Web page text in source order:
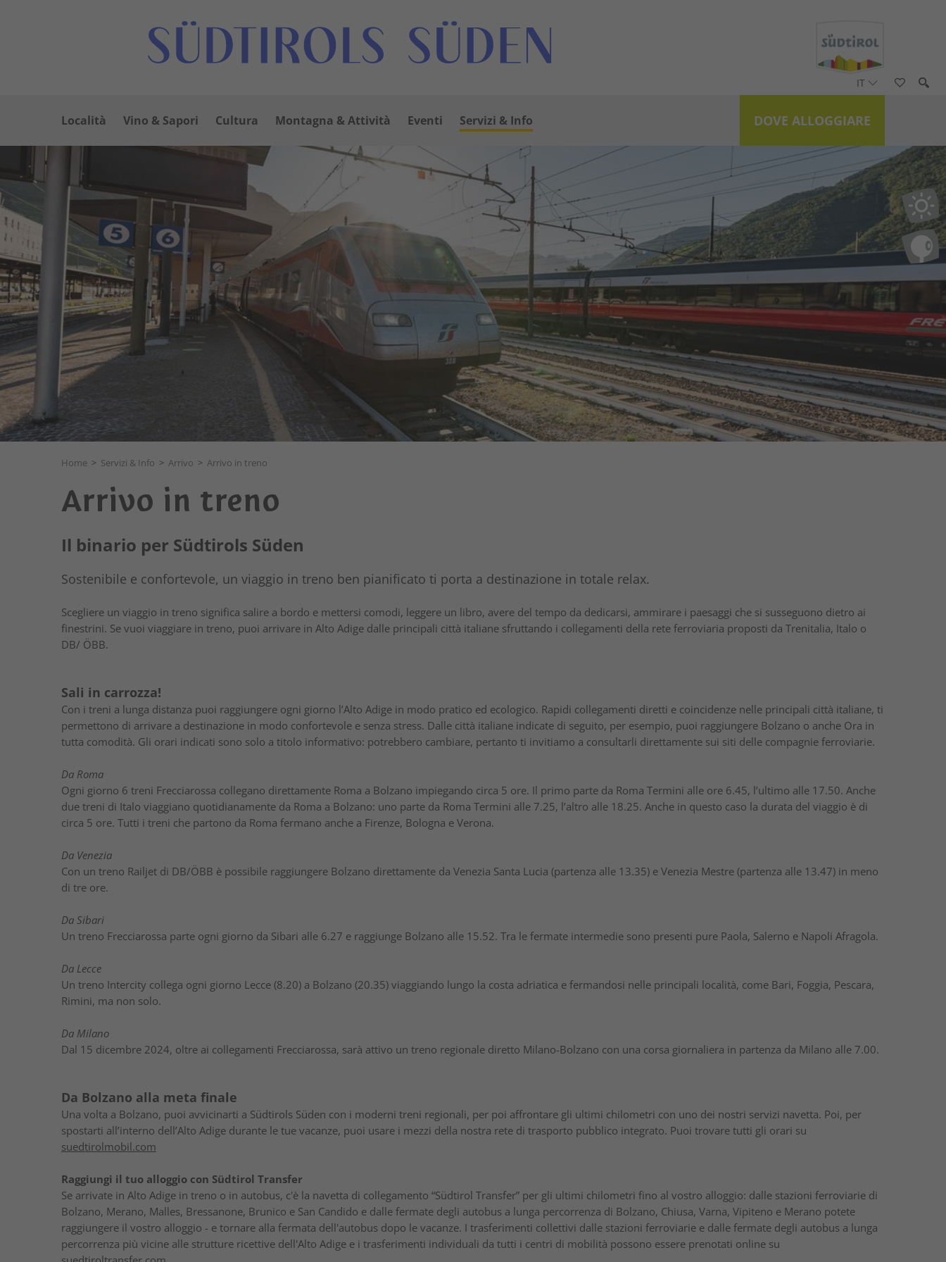
IT
DOVE ALLOGGIARE
Località Vino & Sapori Cultura Montagna & Attività Eventi Servizi & Info
Home > Servizi & Info > Arrivo > Arrivo in treno
Arrivo in treno
Il binario per Südtirols Süden
Sostenibile e confortevole, un viaggio in treno ben pianificato ti porta a destinazione in totale relax.
Scegliere un viaggio in treno significa salire a bordo e mettersi comodi, leggere un libro, avere del tempo da dedicarsi, ammirare i paesaggi che si susseguono dietro ai
finestrini. Se vuoi viaggiare in treno, puoi arrivare in Alto Adige dalle principali città italiane sfruttando i collegamenti della rete ferroviaria proposti da Trenitalia, Italo o
DB/ ÖBB.
Sali in carrozza!
Con i treni a lunga distanza puoi raggiungere ogni giorno l’Alto Adige in modo pratico ed ecologico. Rapidi collegamenti diretti e coincidenze nelle principali città italiane, ti
permettono di arrivare a destinazione in modo confortevole e senza stress. Dalle città italiane indicate di seguito, per esempio, puoi raggiungere Bolzano o anche Ora in
tutta comodità. Gli orari indicati sono solo a titolo informativo: potrebbero cambiare, pertanto ti invitiamo a consultarli direttamente sui siti delle compagnie ferroviarie.
Da Roma
Ogni giorno 6 treni Frecciarossa collegano direttamente Roma a Bolzano impiegando circa 5 ore. Il primo parte da Roma Termini alle ore 6.45, l’ultimo alle 17.50. Anche
due treni di Italo viaggiano quotidianamente da Roma a Bolzano: uno parte da Roma Termini alle 7.25, l’altro alle 18.25. Anche in questo caso la durata del viaggio è di
circa 5 ore. Tutti i treni che partono da Roma fermano anche a Firenze, Bologna e Verona.
Da Venezia
Con un treno Railjet di DB/ÖBB è possibile raggiungere Bolzano direttamente da Venezia Santa Lucia (partenza alle 13.35) e Venezia Mestre (partenza alle 13.47) in meno
di tre ore.
Da Sibari
Un treno Frecciarossa parte ogni giorno da Sibari alle 6.27 e raggiunge Bolzano alle 15.52. Tra le fermate intermedie sono presenti pure Paola, Salerno e Napoli Afragola.
Da Lecce
Un treno Intercity collega ogni giorno Lecce (8.20) a Bolzano (20.35) viaggiando lungo la costa adriatica e fermandosi nelle principali località, come Bari, Foggia, Pescara,
Rimini, ma non solo.
Da Milano
Dal 15 dicembre 2024, oltre ai collegamenti Frecciarossa, sarà attivo un treno regionale diretto Milano-Bolzano con una corsa giornaliera in partenza da Milano alle 7.00.
Da Bolzano alla meta finale
Una volta a Bolzano, puoi avvicinarti a Südtirols Süden con i moderni treni regionali, per poi affrontare gli ultimi chilometri con uno dei nostri servizi navetta. Poi, per
spostarti all’interno dell’Alto Adige durante le tue vacanze, puoi usare i mezzi della nostra rete di trasporto pubblico integrato. Puoi trovare tutti gli orari su
suedtirolmobil.com
Raggiungi il tuo alloggio con Südtirol Transfer
Se arrivate in Alto Adige in treno o in autobus, c'è la navetta di collegamento “Südtirol Transfer” per gli ultimi chilometri fino al vostro alloggio: dalle stazioni ferroviarie di
Bolzano, Merano, Malles, Bressanone, Brunico e San Candido e dalle fermate degli autobus a lunga percorrenza di Bolzano, Chiusa, Varna, Vipiteno e Merano potete
raggiungere il vostro alloggio - e tornare alla fermata dell'autobus dopo le vacanze. I trasferimenti collettivi dalle stazioni ferroviarie e dalle fermate degli autobus a lunga
percorrenza più vicine alle strutture ricettive dell'Alto Adige e i trasferimenti individuali da tutti i centri di mobilità possono essere prenotati online su